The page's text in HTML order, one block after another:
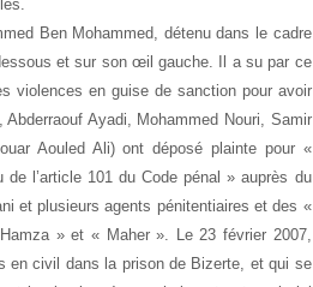
Ben Mohammed, détenu dans le cadre
et sur son œil gauche. Il a su par ce
violences en guise de sanction pour avoir
Ayadi, Mohammed Nouri, Samir
Aouled Ali) ont déposé plainte pour «
l’article 101 du Code pénal » auprès du
et plusieurs agents pénitentiaires et des «
» et « Maher ». Le 23 février 2007,
en civil dans la prison de Bizerte, et qui se